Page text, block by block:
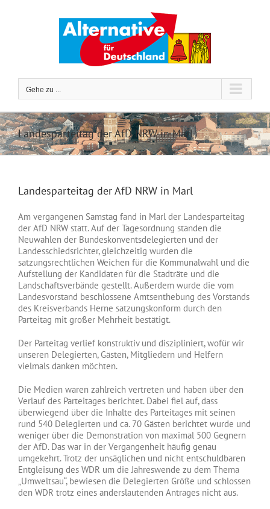
Gehe zu ...
Landesparteitag der AfD NRW in Marl
Landesparteitag der AfD NRW in Marl
Am vergangenen Samstag fand in Marl der Landesparteitag
der AfD NRW statt. Auf der Tagesordnung standen die
Neuwahlen der Bundeskonventsdelegierten und der
Landesschiedsrichter, gleichzeitig wurden die
satzungsrechtlichen Weichen für die Kommunalwahl und die
Aufstellung der Kandidaten für die Stadträte und die
Landschaftsverbände gestellt. Außerdem wurde die vom
Landesvorstand beschlossene Amtsenthebung des Vorstands
des Kreisverbands Herne satzungskonform durch den
Parteitag mit großer Mehrheit bestätigt.
Der Parteitag verlief konstruktiv und diszipliniert, wofür wir
unseren Delegierten, Gästen, Mitgliedern und Helfern
vielmals danken möchten.
Die Medien waren zahlreich vertreten und haben über den
Verlauf des Parteitages berichtet. Dabei fiel auf, dass
überwiegend über die Inhalte des Parteitages mit seinen
rund 540 Delegierten und ca. 70 Gästen berichtet wurde und
weniger über die Demonstration von maximal 500 Gegnern
der AfD. Das war in der Vergangenheit häufig genau
umgekehrt. Trotz der unsäglichen und nicht entschuldbaren
Entgleisung des WDR um die Jahreswende zu dem Thema
„Umweltsau“, bewiesen die Delegierten Größe und schlossen
den WDR trotz eines anderslautenden Antrages nicht aus.